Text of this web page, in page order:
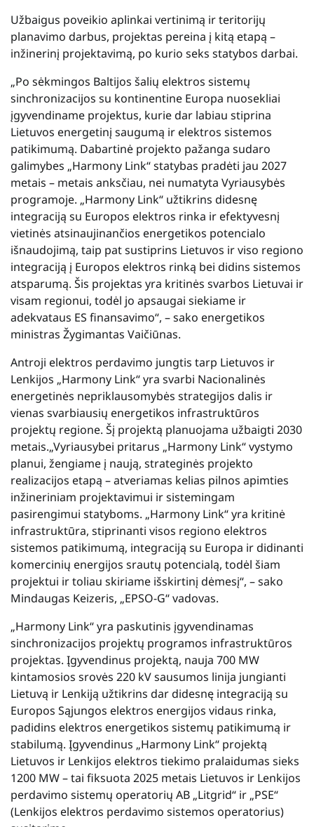
Užbaigus poveikio aplinkai vertinimą ir teritorijų
planavimo darbus, projektas pereina į kitą etapą –
inžinerinį projektavimą, po kurio seks statybos darbai.
„Po sėkmingos Baltijos šalių elektros sistemų
sinchronizacijos su kontinentine Europa nuosekliai
įgyvendiname projektus, kurie dar labiau stiprina
Lietuvos energetinį saugumą ir elektros sistemos
patikimumą. Dabartinė projekto pažanga sudaro
galimybes „Harmony Link“ statybas pradėti jau 2027
metais – metais anksčiau, nei numatyta Vyriausybės
programoje. „Harmony Link“ užtikrins didesnę
integraciją su Europos elektros rinka ir efektyvesnį
vietinės atsinaujinančios energetikos potencialo
išnaudojimą, taip pat sustiprins Lietuvos ir viso regiono
integraciją į Europos elektros rinką bei didins sistemos
atsparumą. Šis projektas yra kritinės svarbos Lietuvai ir
visam regionui, todėl jo apsaugai siekiame ir
adekvataus ES finansavimo“, – sako energetikos
ministras Žygimantas Vaičiūnas.
Antroji elektros perdavimo jungtis tarp Lietuvos ir
Lenkijos „Harmony Link“ yra svarbi Nacionalinės
energetinės nepriklausomybės strategijos dalis ir
vienas svarbiausių energetikos infrastruktūros
projektų regione. Šį projektą planuojama užbaigti 2030
metais.„Vyriausybei pritarus „Harmony Link“ vystymo
planui, žengiame į naują, strateginės projekto
realizacijos etapą – atveriamas kelias pilnos apimties
inžineriniam projektavimui ir sistemingam
pasirengimui statyboms. „Harmony Link“ yra kritinė
infrastruktūra, stiprinanti visos regiono elektros
sistemos patikimumą, integraciją su Europa ir didinanti
komercinių energijos srautų potencialą, todėl šiam
projektui ir toliau skiriame išskirtinį dėmesį“, – sako
Mindaugas Keizeris, „EPSO-G“ vadovas.
„Harmony Link“ yra paskutinis įgyvendinamas
sinchronizacijos projektų programos infrastruktūros
projektas. Įgyvendinus projektą, nauja 700 MW
kintamosios srovės 220 kV sausumos linija jungianti
Lietuvą ir Lenkiją užtikrins dar didesnę integraciją su
Europos Sąjungos elektros energijos vidaus rinka,
padidins elektros energetikos sistemų patikimumą ir
stabilumą. Įgyvendinus „Harmony Link“ projektą
Lietuvos ir Lenkijos elektros tiekimo pralaidumas sieks
1200 MW – tai fiksuota 2025 metais Lietuvos ir Lenkijos
perdavimo sistemų operatorių AB „Litgrid“ ir „PSE“
(Lenkijos elektros perdavimo sistemos operatorius)